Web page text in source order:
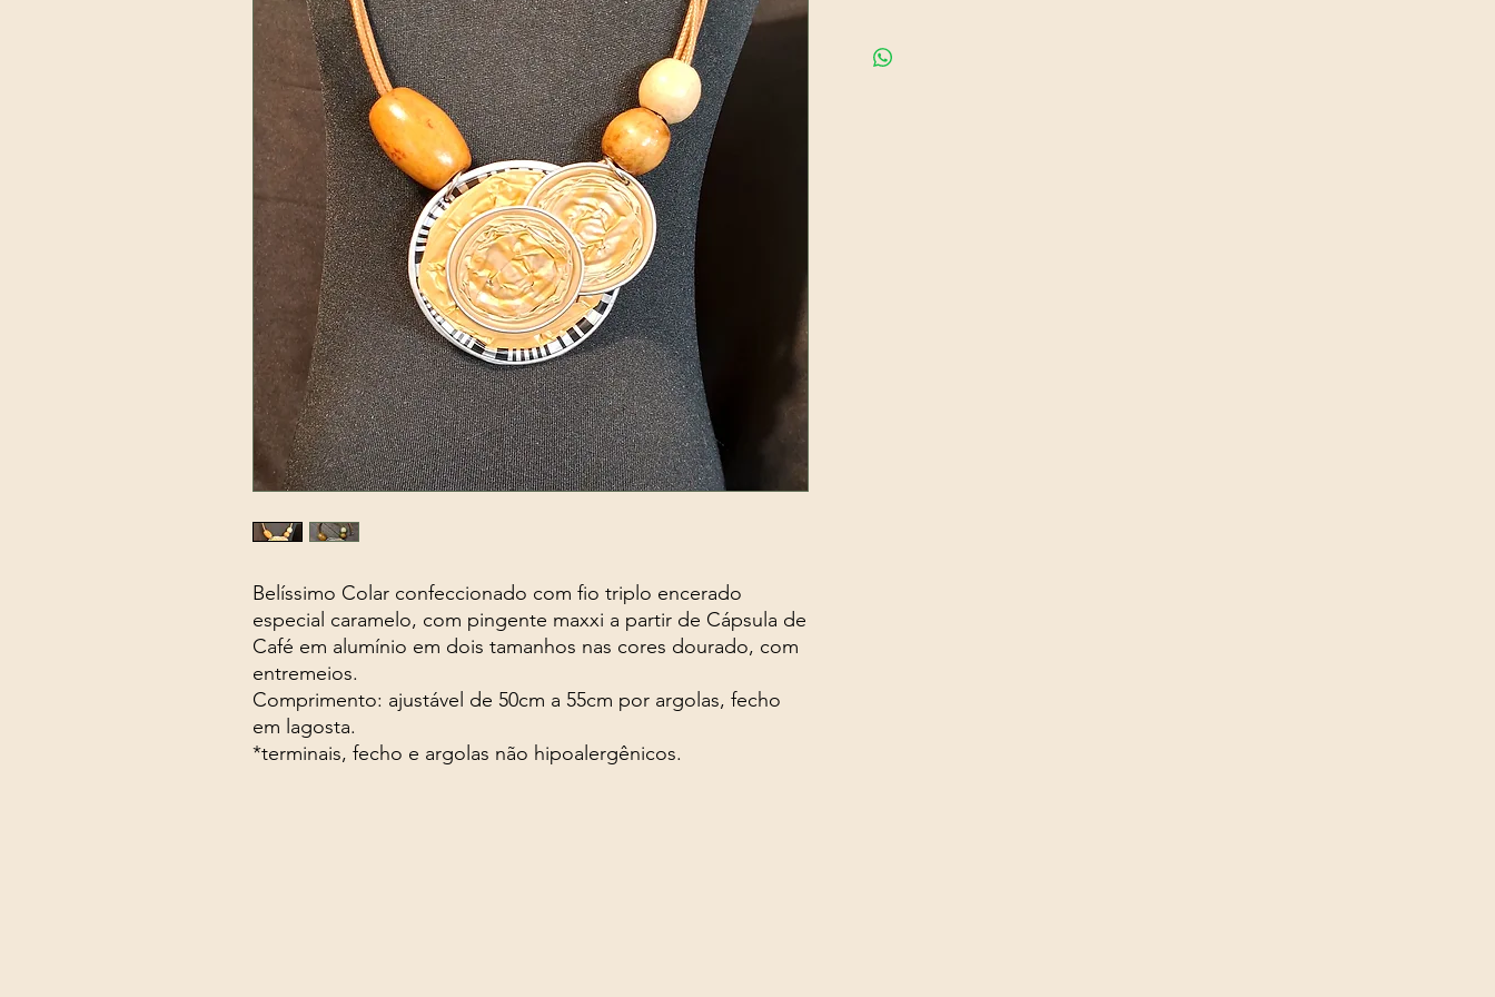
Belíssimo Colar confeccionado com fio triplo encerado
especial caramelo, com pingente maxxi a partir de Cápsula de
Café em alumínio em dois tamanhos nas cores dourado, com
entremeios.
Comprimento: ajustável de 50cm a 55cm por argolas, fecho
em lagosta.
*terminais, fecho e argolas não hipoalergênicos.